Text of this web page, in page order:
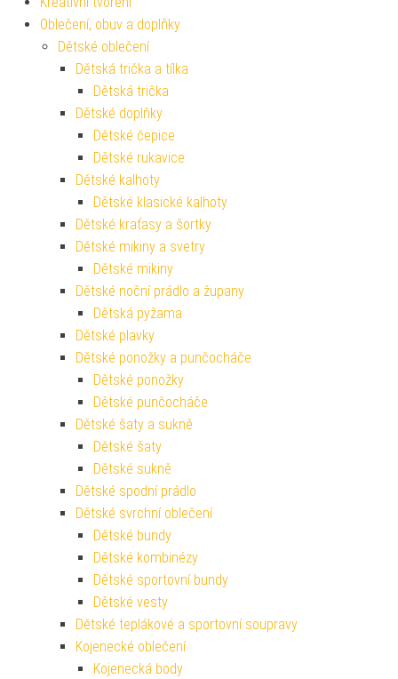
Oblečení, obuv a doplňky
Dětské oblečení
Dětská trička a tílka
Dětská trička
Dětské doplňky
Dětské čepice
Dětské rukavice
Dětské kalhoty
Dětské klasické kalhoty
Dětské kraťasy a šortky
Dětské mikiny a svetry
Dětské mikiny
Dětské noční prádlo a župany
Dětská pyžama
Dětské plavky
Dětské ponožky a punčocháče
Dětské ponožky
Dětské punčocháče
Dětské šaty a sukně
Dětské šaty
Dětské sukně
Dětské spodní prádlo
Dětské svrchní oblečení
Dětské bundy
Dětské kombinézy
Dětské sportovní bundy
Dětské vesty
Dětské teplákové a sportovní soupravy
Kojenecké oblečení
Kojenecká body